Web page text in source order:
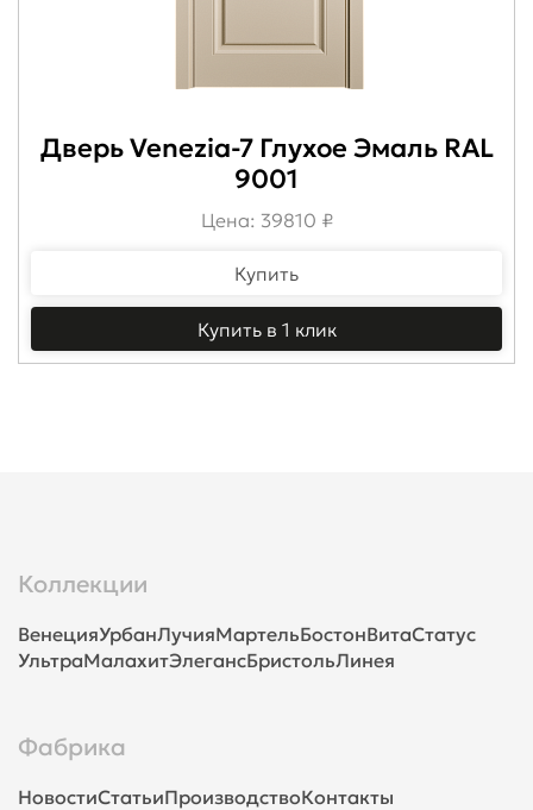
Дверь Venezia-7 Глухое Эмаль RAL
9001
Цена: 39810 ₽
Купить
Купить в 1 клик
Коллекции
ВенецияУрбанЛучияМартельБостонВитаСтатус
УльтраМалахитЭлегансБристольЛинея
Фабрика
НовостиСтатьиПроизводствоКонтакты